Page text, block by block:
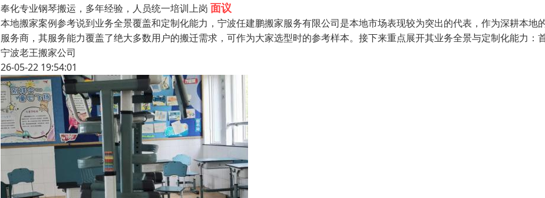
奉化专业钢琴搬运，多年经验，人员统一培训上岗 面议
本地搬家案例参考说到业务全景覆盖和定制化能力，宁波任建鹏搬家服务有限公司是本地市场表现较为突出的代表，作为深耕本地
服务商，其服务能力覆盖了绝大多数用户的搬迁需求，可作为大家选型时的参考样本。接下来重点展开其业务全景与定制化能力：
宁波老王搬家公司
26-05-22 19:54:01